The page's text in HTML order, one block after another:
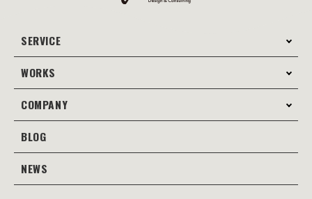
SERVICE
サービス案内
コンサルティング
Web広告･SEO対策
WORKS
制作事例
Web
COMPANY
会社案内
当社の強み
BLOG
JOTOブログ
NEWS